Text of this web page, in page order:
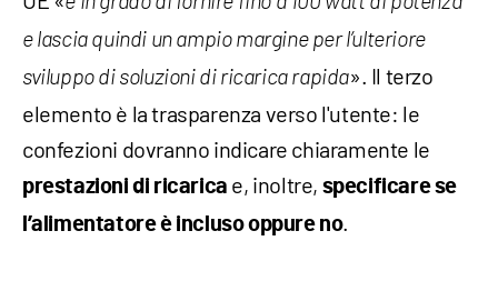
e lascia quindi un ampio margine per l’ulteriore
sviluppo di soluzioni di ricarica rapida». Il terzo
elemento è la trasparenza verso l'utente: le
confezioni dovranno indicare chiaramente le
prestazioni di ricarica e, inoltre, specificare se
l’alimentatore è incluso oppure no.